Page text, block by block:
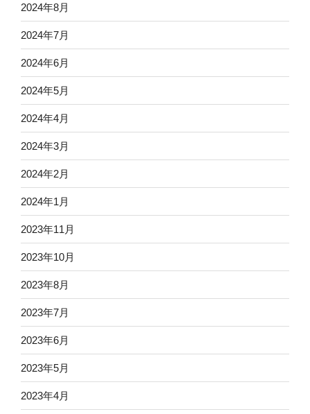
2024年8月
2024年7月
2024年6月
2024年5月
2024年4月
2024年3月
2024年2月
2024年1月
2023年11月
2023年10月
2023年8月
2023年7月
2023年6月
2023年5月
2023年4月